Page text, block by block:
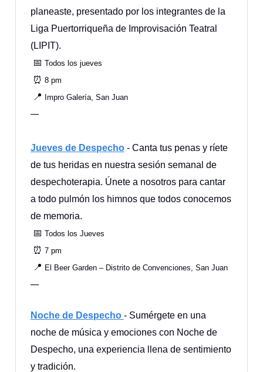
planeaste, presentado por los integrantes de la
Liga Puertorriqueña de Improvisación Teatral
(LIPIT).
📅 Todos los jueves
⏰ 8 pm
📍 Impro Galería, San Juan
—
Jueves de Despecho - Canta tus penas y ríete
de tus heridas en nuestra sesión semanal de
despechoterapia. Únete a nosotros para cantar
a todo pulmón los himnos que todos conocemos
de memoria.
📅 Todos los Jueves
⏰ 7 pm
📍 El Beer Garden – Distrito de Convenciones, San Juan
—
Noche de Despecho - Sumérgete en una
noche de música y emociones con Noche de
Despecho, una experiencia llena de sentimiento
y tradición.